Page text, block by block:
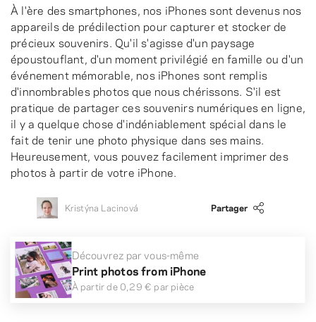
À l'ère des smartphones, nos iPhones sont devenus nos
appareils de prédilection pour capturer et stocker de
précieux souvenirs. Qu'il s'agisse d'un paysage
époustouflant, d'un moment privilégié en famille ou d'un
événement mémorable, nos iPhones sont remplis
d'innombrables photos que nous chérissons. S'il est
pratique de partager ces souvenirs numériques en ligne,
il y a quelque chose d'indéniablement spécial dans le
fait de tenir une photo physique dans ses mains.
Heureusement, vous pouvez facilement imprimer des
photos à partir de votre iPhone.
Kristýna Lacinová Partager
Découvrez par vous-même
Print photos from iPhone
À partir de 0,29 € par pièce